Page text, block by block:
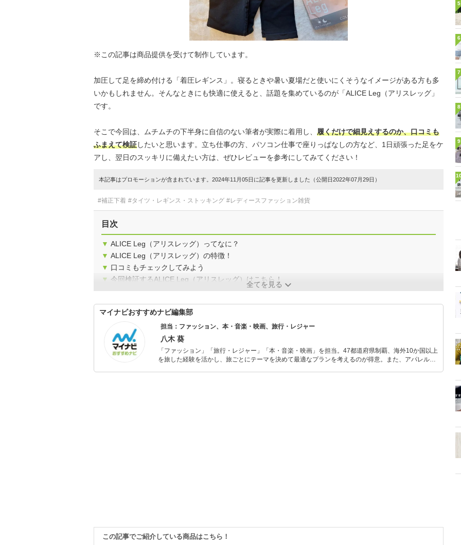
※この記事は商品提供を受けて制作しています。
加圧して足を締め付ける「着圧レギンス」。寝るときや暑い夏場だと使いにくそうなイメージがある方も多
いかもしれません。そんなときにも快適に使えると、話題を集めているのが「ALICE Leg（アリスレッグ」
です。
そこで今回は、ムチムチの下半身に自信のない筆者が実際に着用し、 履くだけで細見えするのか、口コミも
ふまえて検証したいと思います。立ち仕事の方、パソコン仕事で座りっぱなしの方など、1日頑張った足をケ
アし、翌日のスッキリに備えたい方は、ぜひレビューを参考にしてみてください！
本記事はプロモーションが含まれています。2024年11月05日に記事を更新しました（公開日2022年07月29日）
#補正下着 #タイツ・レギンス・ストッキング #レディースファッション雑貨
目次
▼ ALICE Leg（アリスレッグ）ってなに？
▼ ALICE Leg（アリスレッグ）の特徴！
▼ 口コミもチェックしてみよう
▼ 今回検証するALICE Leg（アリスレッグ）はこちら！
全てを見る
マイナビおすすめナビ編集部
担当：ファッション、本・音楽・映画、旅行・レジャー
八木 葵
「ファッション」「旅行・レジャー」「本・音楽・映画」を担当。47都道府県制覇、海外10か国以上
を旅した経験を活かし、旅ごとにテーマを決めて最適なプランを考えるのが得意。また、アパレルシ
この記事でご紹介している商品はこちら！
5
6
7
8
9